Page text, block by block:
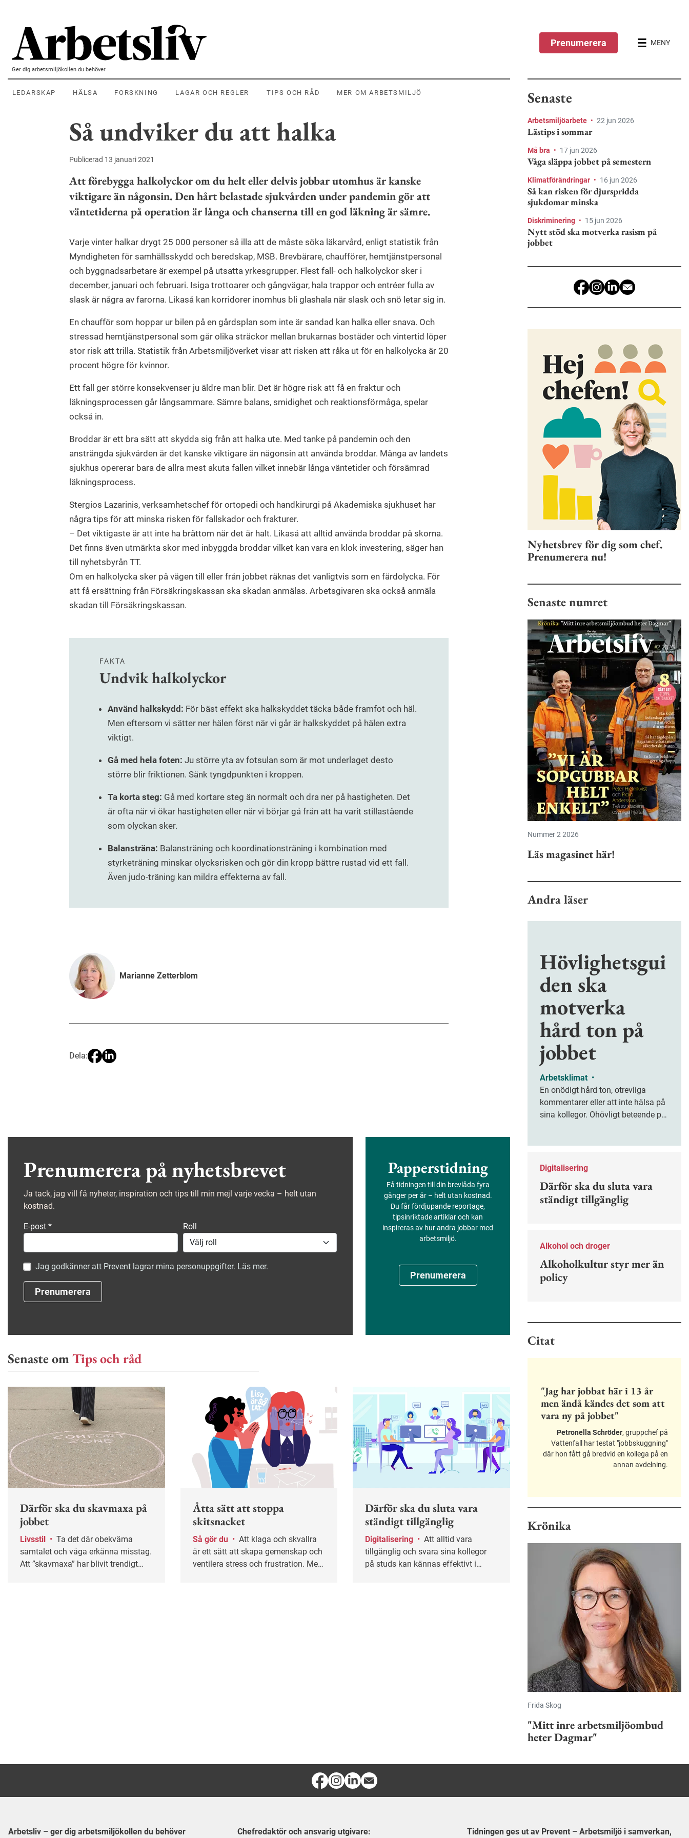
Ger dig arbetsmiljökollen du behöver
LEDARSKAP HÄLSA FORSKNING LAGAR OCH REGLER TIPS OCH RÅD MER OM ARBETSMILJÖ
Prenumerera MENY
Så undviker du att halka
Publicerad 13 januari 2021
Att förebygga halkolyckor om du helt eller delvis jobbar utomhus är kanske
viktigare än någonsin. Den hårt belastade sjukvården under pandemin gör att
väntetiderna på operation är långa och chanserna till en god läkning är sämre.
Varje vinter halkar drygt 25 000 personer så illa att de måste söka läkarvård, enligt statistik från
Myndigheten för samhällsskydd och beredskap, MSB. Brevbärare, chaufförer, hemtjänstpersonal
och byggnadsarbetare är exempel på utsatta yrkesgrupper. Flest fall- och halkolyckor sker i
december, januari och februari. Isiga trottoarer och gångvägar, hala trappor och entréer fulla av
slask är några av farorna. Likaså kan korridorer inomhus bli glashala när slask och snö letar sig in.
En chaufför som hoppar ur bilen på en gårdsplan som inte är sandad kan halka eller snava. Och
stressad hemtjänstpersonal som går olika sträckor mellan brukarnas bostäder och vintertid löper
stor risk att trilla. Statistik från Arbetsmiljöverket visar att risken att råka ut för en halkolycka är 20
procent högre för kvinnor.
Ett fall ger större konsekvenser ju äldre man blir. Det är högre risk att få en fraktur och
läkningsprocessen går långsammare. Sämre balans, smidighet och reaktionsförmåga, spelar
också in.
Broddar är ett bra sätt att skydda sig från att halka ute. Med tanke på pandemin och den
ansträngda sjukvården är det kanske viktigare än någonsin att använda broddar. Många av landets
sjukhus opererar bara de allra mest akuta fallen vilket innebär långa väntetider och försämrad
läkningsprocess.
Stergios Lazarinis, verksamhetschef för ortopedi och handkirurgi på Akademiska sjukhuset har
några tips för att minska risken för fallskador och frakturer.
– Det viktigaste är att inte ha bråttom när det är halt. Likaså att alltid använda broddar på skorna.
Det finns även utmärkta skor med inbyggda broddar vilket kan vara en klok investering, säger han
till nyhetsbyrån TT.
Om en halkolycka sker på vägen till eller från jobbet räknas det vanligtvis som en färdolycka. För
att få ersättning från Försäkringskassan ska skadan anmälas. Arbetsgivaren ska också anmäla
skadan till Försäkringskassan.
FAKTA
Undvik halkolyckor
Använd halkskydd: För bäst effekt ska halkskyddet täcka både framfot och häl.
Men eftersom vi sätter ner hälen först när vi går är halkskyddet på hälen extra
viktigt.
Gå med hela foten: Ju större yta av fotsulan som är mot underlaget desto
större blir friktionen. Sänk tyngdpunkten i kroppen.
Ta korta steg: Gå med kortare steg än normalt och dra ner på hastigheten. Det
är ofta när vi ökar hastigheten eller när vi börjar gå från att ha varit stillastående
som olyckan sker.
Balansträna: Balansträning och koordinationsträning i kombination med
styrketräning minskar olycksrisken och gör din kropp bättre rustad vid ett fall.
Även judo-träning kan mildra effekterna av fall.
Marianne Zetterblom
Dela:
Prenumerera på nyhetsbrevet
Ja tack, jag vill få nyheter, inspiration och tips till min mejl varje vecka – helt utan
kostnad.
E-post * Roll
Jag godkänner att Prevent lagrar mina personuppgifter. Läs mer.
Prenumerera
Papperstidning
Få tidningen till din brevlåda fyra
gånger per år – helt utan kostnad.
Du får fördjupande reportage,
tipsinriktade artiklar och kan
inspireras av hur andra jobbar med
arbetsmiljö.
Prenumerera
Senaste omTips och råd
Därför ska du skavmaxa på
jobbet
Livsstil •
samtalet och våga erkänna misstag.
Att ”skavmaxa” har blivit trendigt
Åtta sätt att stoppa
skitsnacket
Så gör du •
är ett sätt att skapa gemenskap och
ventilera stress och frustration. Men
Därför ska du sluta vara
ständigt tillgänglig
Digitalisering • Att alltid vara
tillgänglig och svara sina kollegor
på studs kan kännas effektivt i
Senaste
Arbetsmiljöarbete • 22 jun 2026
Lästips i sommar
Må bra • 17 jun 2026
Våga släppa jobbet på semestern
Klimatförändringar • 16 jun 2026
Så kan risken för djurspridda
sjukdomar minska
Diskriminering • 15 jun 2026
Nytt stöd ska motverka rasism på
jobbet
Nyhetsbrev för dig som chef.
Prenumerera nu!
Senaste numret
Nummer 2 2026
Läs magasinet här!
Andra läser
Hövlighetsgui
den ska
motverka
hård ton på
jobbet
Arbetsklimat •
En onödigt hård ton, otrevliga
kommentarer eller att inte hälsa på
sina kollegor. Ohövligt beteende på
förebygga ohövligt beteende på
Digitalisering
Därför ska du sluta vara
ständigt tillgänglig
Alkohol och droger
Alkoholkultur styr mer än
policy
Citat
"Jag har jobbat här i 13 år
men ändå kändes det som att
vara ny på jobbet"
Petronella Schröder, gruppchef på
Vattenfall har testat "jobbskuggning"
där hon fått gå bredvid en kollega på en
annan avdelning.
Krönika
Frida Skog
"Mitt inre arbetsmiljöombud
heter Dagmar"
Arbetsliv – ger dig arbetsmiljökollen du behöver Chefredaktör och ansvarig utgivare: Tidningen ges ut av Prevent – Arbetsmiljö i samverkan,